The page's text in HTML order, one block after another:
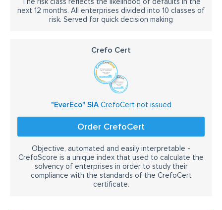
next 12 months. All enterprises divided into 10 classes of
risk. Served for quick decision making
Crefo Cert
"EverEco" SIACrefoCert not issued
Order CrefoCert
Objective, automated and easily interpretable -
CrefoScore is a unique index that used to calculate the
solvency of enterprises in order to study their
compliance with the standards of the CrefoCert
certificate.